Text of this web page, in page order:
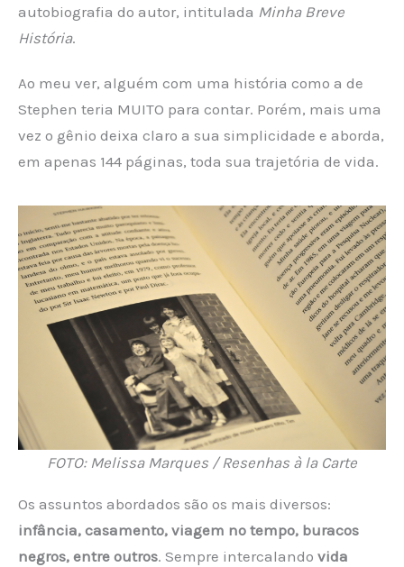
autobiografia do autor, intitulada Minha Breve
História.
Ao meu ver, alguém com uma história como a de
Stephen teria MUITO para contar. Porém, mais uma
vez o gênio deixa claro a sua simplicidade e aborda,
em apenas 144 páginas, toda sua trajetória de vida.
FOTO: Melissa Marques / Resenhas à la Carte
Os assuntos abordados são os mais diversos:
infância, casamento, viagem no tempo, buracos
negros, entre outros. Sempre intercalando vida